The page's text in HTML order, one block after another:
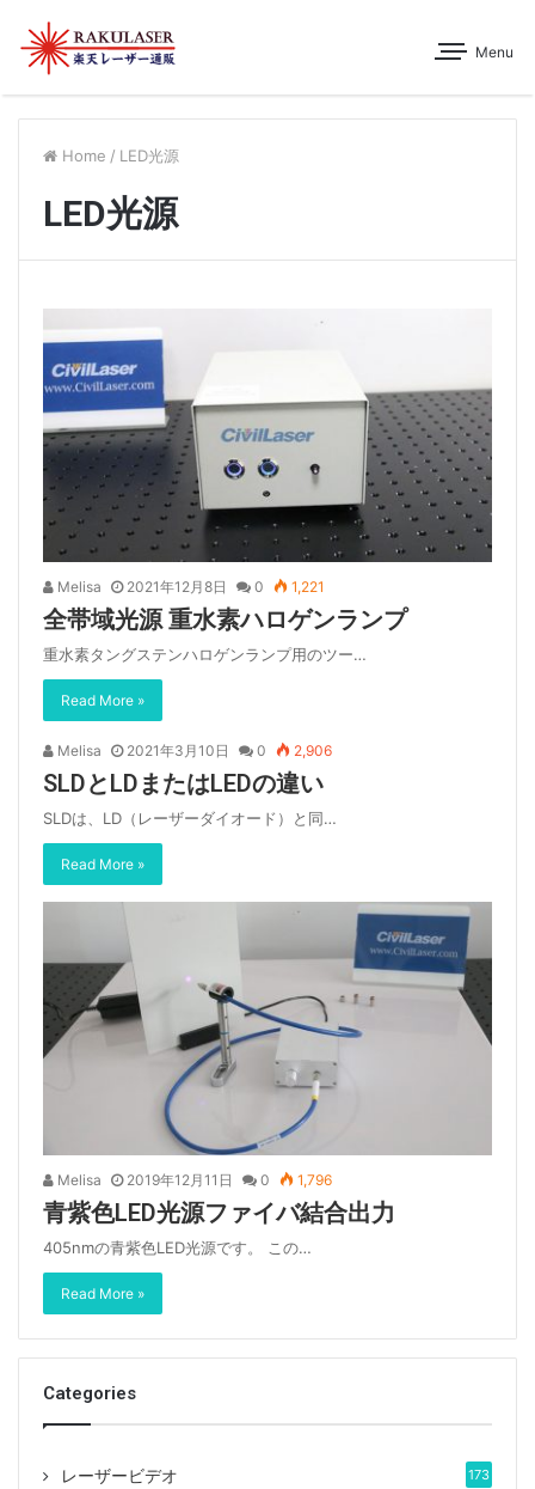
Menu
Home / LED光源
LED光源
Melisa 2021年12月8日 0 1,221
全帯域光源 重水素ハロゲンランプ
重水素タングステンハロゲンランプ用のツー…
Read More »
Melisa 2021年3月10日 0 2,906
SLDとLDまたはLEDの違い
SLDは、LD（レーザーダイオード）と同…
Read More »
Melisa 2019年12月11日 0 1,796
青紫色LED光源ファイバ結合出力
405nmの青紫色LED光源です。 この…
Read More »
Categories
レーザービデオ 173